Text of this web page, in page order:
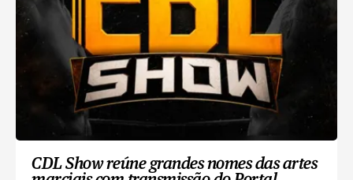
CDL Show reúne grandes nomes das artes